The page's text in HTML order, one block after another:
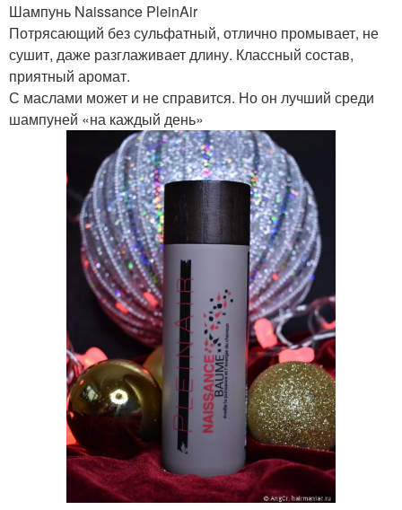
Шампунь Naissance PleinAir
Потрясающий без сульфатный, отлично промывает, не
сушит, даже разглаживает длину. Классный состав,
приятный аромат.
С маслами может и не справится. Но он лучший среди
шампуней «на каждый день»